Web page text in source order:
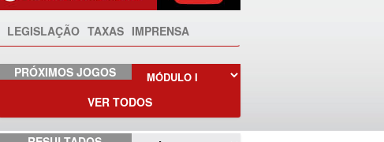
LEGISLAÇÃO TAXAS IMPRENSA
PRÓXIMOS JOGOS
VER TODOS